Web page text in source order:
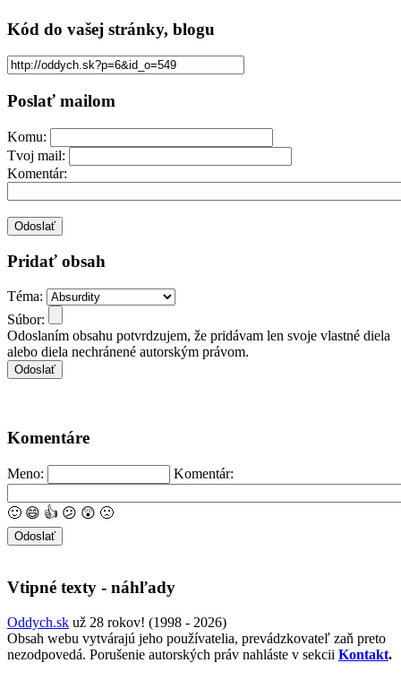
Kód do vašej stránky, blogu
Poslať mailom
Komu:
Tvoj mail:
Komentár:
Pridať obsah
Téma:
Súbor:
Odoslaním obsahu potvrdzujem, že pridávam len svoje vlastné diela
alebo diela nechránené autorským právom.
Komentáre
Meno: Komentár:
🙂 😄 👍 😕 😲 🙁
Vtipné texty - náhľady
Oddych.sk už 28 rokov! (1998 - 2026)
Obsah webu vytvárajú jeho používatelia, prevádzkovateľ zaň preto
nezodpovedá. Porušenie autorských práv nahláste v sekcii Kontakt.